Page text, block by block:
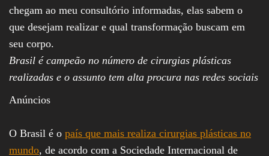
chegam ao meu consultório informadas, elas sabem o
que desejam realizar e qual transformação buscam em
seu corpo.
Brasil é campeão no número de cirurgias plásticas
realizadas e o assunto tem alta procura nas redes sociais
Anúncios
O Brasil é o país que mais realiza cirurgias plásticas no
mundo, de acordo com a Sociedade Internacional de